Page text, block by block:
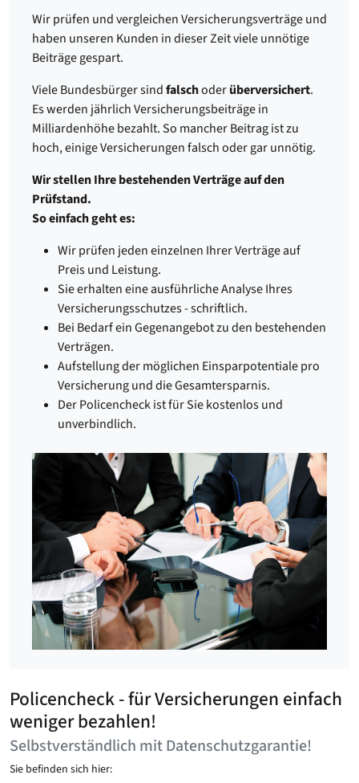
Wir prüfen und vergleichen Versicherungsverträge und
haben unseren Kunden in dieser Zeit viele unnötige
Beiträge gespart.
Viele Bundesbürger sindfalschoderüberversichert.
Es werden jährlich Versicherungsbeiträge in
Milliardenhöhe bezahlt. So mancher Beitrag ist zu
hoch, einige Versicherungen falsch oder gar unnötig.
Wir stellen Ihre bestehenden Verträge auf den
Prüfstand.
So einfach geht es:
Wir prüfen jeden einzelnen Ihrer Verträge auf
Preis und Leistung.
Sie erhalten eine ausführliche Analyse Ihres
Versicherungsschutzes - schriftlich.
Bei Bedarf ein Gegenangebot zu den bestehenden
Verträgen.
Aufstellung der möglichen Einsparpotentiale pro
Versicherung und die Gesamtersparnis.
Der Policencheck ist für Sie kostenlos und
unverbindlich.
Policencheck - für Versicherungen einfach
weniger bezahlen!
Selbstverständlich mit Datenschutzgarantie!
Sie befinden sich hier: